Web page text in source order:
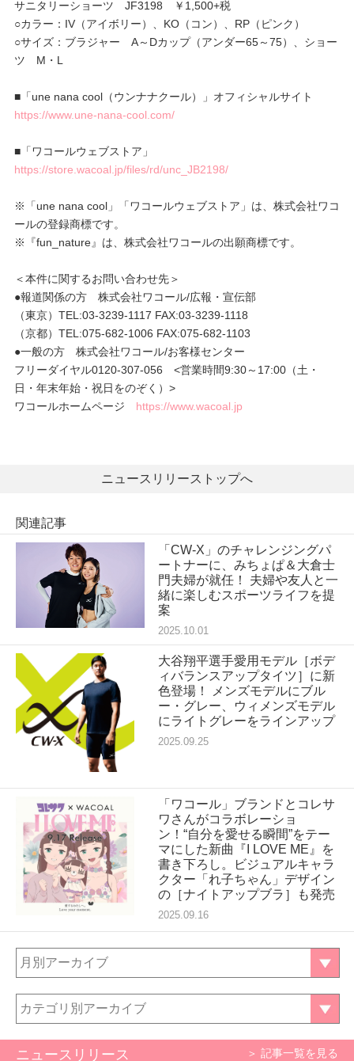
サニタリーショーツ JF3198 ￥1,500+税
○カラー：IV（アイボリー）、KO（コン）、RP（ピンク）
○サイズ：ブラジャー A～Dカップ（アンダー65～75）、ショー
ツ M・L
■「une nana cool（ウンナナクール）」オフィシャルサイト
https://www.une-nana-cool.com/
■「ワコールウェブストア」
https://store.wacoal.jp/files/rd/unc_JB2198/
※「une nana cool」「ワコールウェブストア」は、株式会社ワコ
ールの登録商標です。
※『fun_nature』は、株式会社ワコールの出願商標です。
＜本件に関するお問い合わせ先＞
●報道関係の方 株式会社ワコール/広報・宣伝部
（東京）TEL:03-3239-1117 FAX:03-3239-1118
（京都）TEL:075-682-1006 FAX:075-682-1103
●一般の方 株式会社ワコール/お客様センター
フリーダイヤル0120-307-056 <営業時間9:30～17:00（土・
日・年末年始・祝日をのぞく）>
ワコールホームページ https://www.wacoal.jp
ニュースリリーストップへ
関連記事
「CW-X」のチャレンジングパ
ートナーに、みちょぱ＆大倉士
門夫婦が就任！ 夫婦や友人と一
緒に楽しむスポーツライフを提
案
2025.10.01
大谷翔平選手愛用モデル［ボデ
ィバランスアップタイツ］に新
色登場！ メンズモデルにブル
ー・グレー、ウィメンズモデル
にライトグレーをラインアップ
2025.09.25
「ワコール」ブランドとコレサ
ワさんがコラボレーショ
ン！“自分を愛せる瞬間”をテー
マにした新曲『I LOVE ME』を
書き下ろし。ビジュアルキャラ
クター「れ子ちゃん」デザイン
の［ナイトアップブラ］も発売
2025.09.16
月別アーカイブ
カテゴリ別アーカイブ
ニュースリリース ＞ 記事一覧を見る